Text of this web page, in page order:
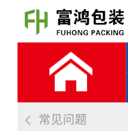
常见问题